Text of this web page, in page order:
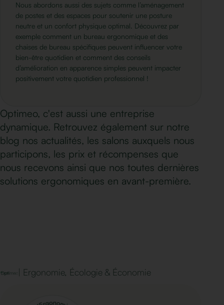
Nous abordons aussi des sujets comme l’aménagement
de postes et des espaces pour soutenir une posture
neutre et un confort physique optimal. Découvrez par
exemple comment un bureau ergonomique et des
chaises de bureau spécifiques peuvent influencer votre
bien-être quotidien et comment des conseils
d’amélioration en apparence simples peuvent impacter
positivement votre quotidien professionnel !
Optimeo, c'est aussi une entreprise
dynamique. Retrouvez également sur notre
blog nos actualités, les salons auxquels nous
participons, les prix et récompenses que
nous recevons ainsi que nos toutes dernières
solutions ergonomiques en avant-première.
| Ergonomie, Écologie & Économie